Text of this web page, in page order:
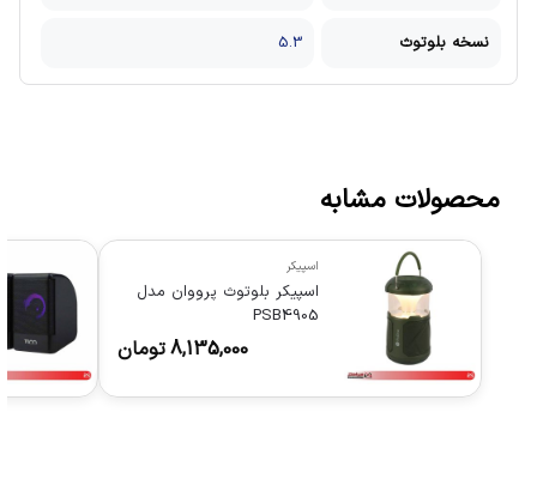
نسخه بلوتوث 5.3
محصولات مشابه
اسپیکر
اسپیکر بلوتوث پرووان مدل
PSB4905
8,135,000تومان